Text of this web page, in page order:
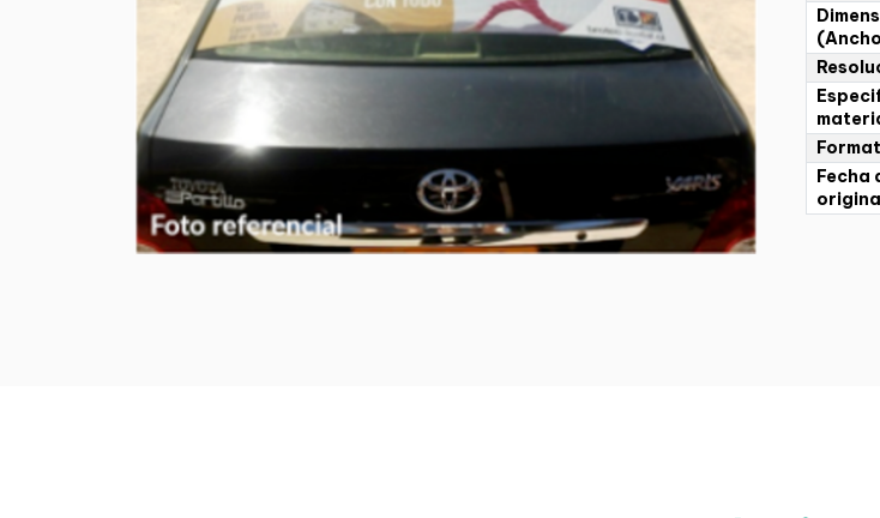
Fecha
original